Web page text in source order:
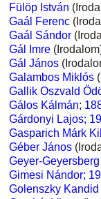
Fülöp István
Gaál Ferenc
Gaál Sándor
Gál Imre
Gál János
Galambos Miklós
Gallik Oszvald
Gálos Kálmán;
Gárdonyi Lajos;
Gasparich Márk
Géber János
Geyer-
Gimesi Nándor;
Golenszky Kandid